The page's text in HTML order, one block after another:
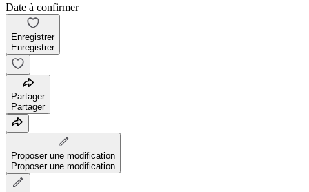
Date à confirmer
Enregistrer
Enregistrer
Partager
Partager
Proposer une modification
Proposer une modification